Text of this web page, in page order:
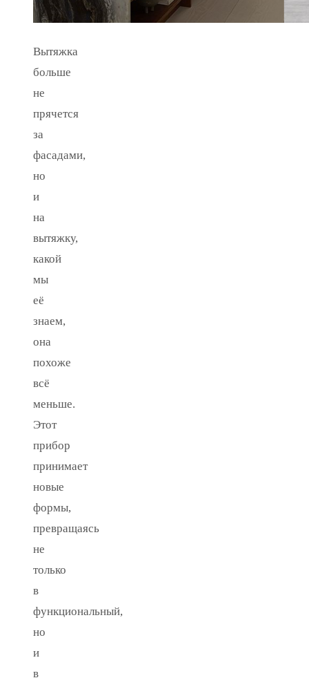
Вытяжка
больше
не
прячется
за
фасадами,
но
и
на
вытяжку,
какой
мы
её
знаем,
она
похоже
всё
меньше.
Этот
прибор
принимает
новые
формы,
превращаясь
не
только
в
функциональный,
но
и
в